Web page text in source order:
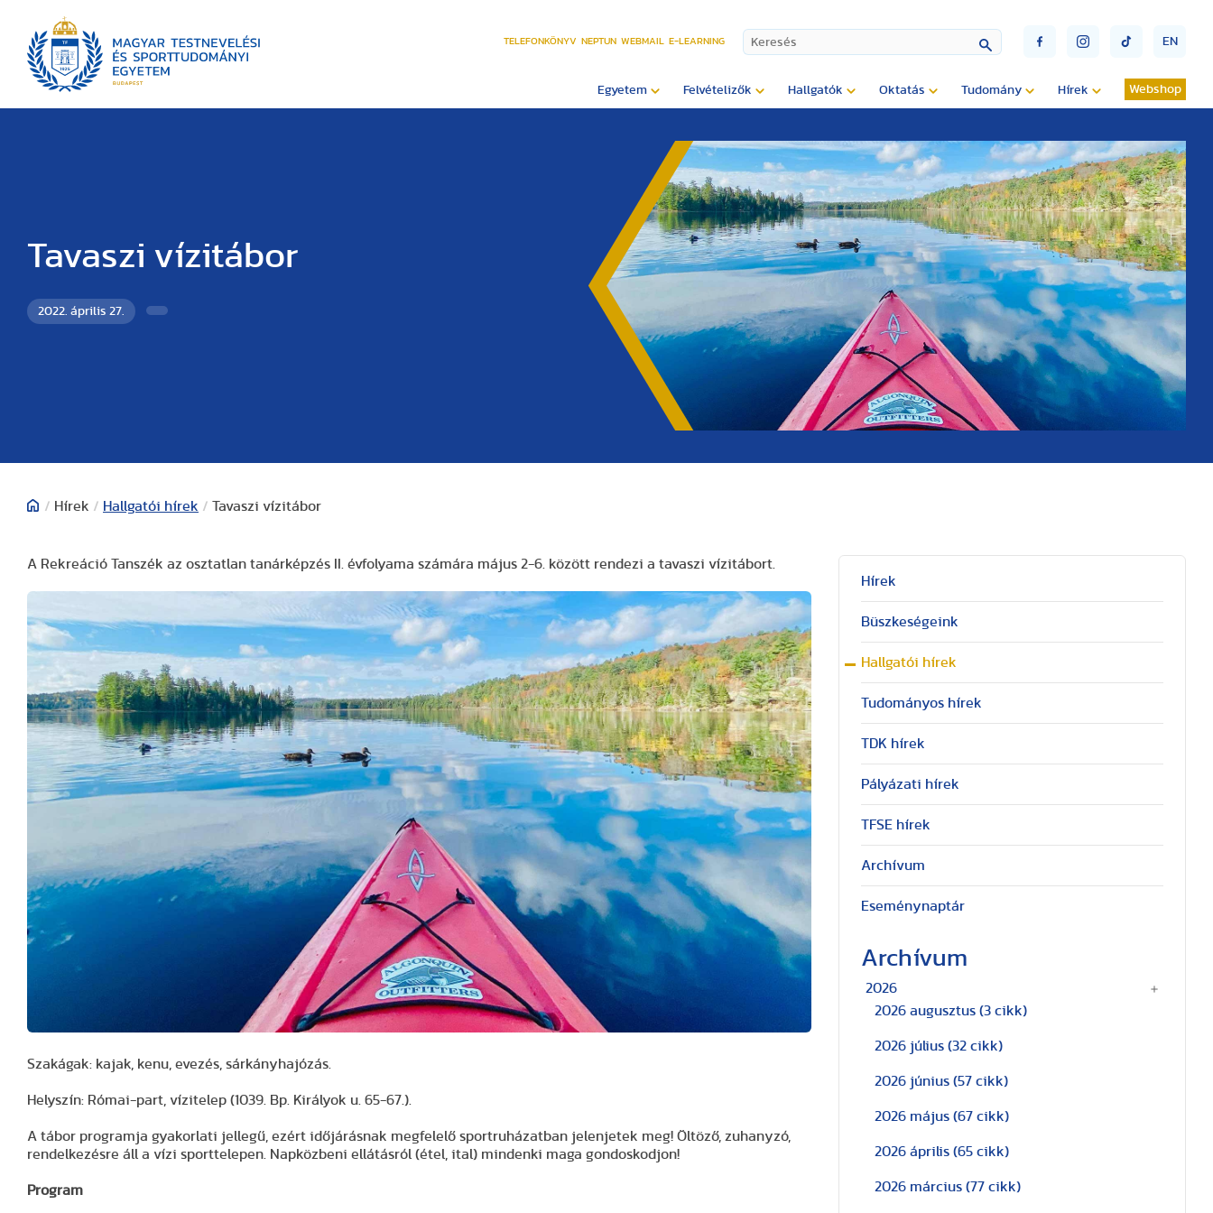
TELEFONKÖNYV NEPTUN WEBMAIL E-LEARNING EN
Egyetem Felvételizők Hallgatók Oktatás Tudomány Hírek Webshop
Tavaszi vízitábor
2022. április 27.
/ Hírek / Hallgatói hírek / Tavaszi vízitábor
A Rekreáció Tanszék az osztatlan tanárképzés II. évfolyama számára május 2-6. között rendezi a tavaszi vízitábort.
Szakágak: kajak, kenu, evezés, sárkányhajózás.
Helyszín: Római-part, vízitelep (1039. Bp. Királyok u. 65-67.).
A tábor programja gyakorlati jellegű, ezért időjárásnak megfelelő sportruházatban jelenjetek meg! Öltöző, zuhanyzó,
rendelkezésre áll a vízi sporttelepen. Napközbeni ellátásról (étel, ital) mindenki maga gondoskodjon!
Program
Hírek
Büszkeségeink
Hallgatói hírek
Tudományos hírek
TDK hírek
Pályázati hírek
TFSE hírek
Archívum
Eseménynaptár
Archívum
2026
2026 augusztus (3 cikk)
2026 július (32 cikk)
2026 június (57 cikk)
2026 május (67 cikk)
2026 április (65 cikk)
2026 március (77 cikk)